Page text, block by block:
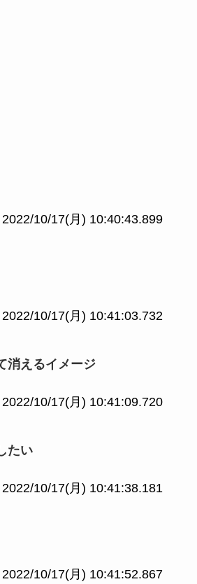
2022/10/17(月) 10:40:43.899
2022/10/17(月) 10:41:03.732
消えるイメージ
2022/10/17(月) 10:41:09.720
たい
2022/10/17(月) 10:41:38.181
2022/10/17(月) 10:41:52.867